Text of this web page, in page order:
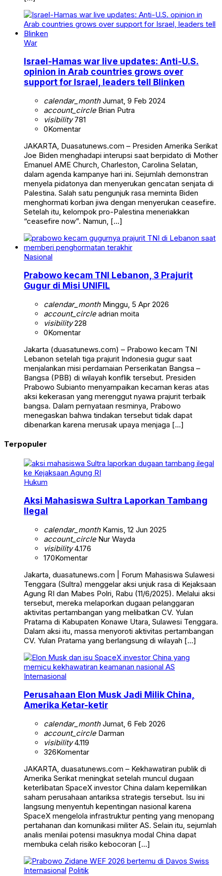
War
Israel-Hamas war live updates: Anti-U.S.
opinion in Arab countries grows over
support for Israel, leaders tell Blinken
calendar_monthJumat, 9 Feb 2024
account_circleBrian Putra
visibility781
0Komentar
JAKARTA, Duasatunews.com – Presiden Amerika Serikat
Joe Biden menghadapi interupsi saat berpidato di Mother
Emanuel AME Church, Charleston, Carolina Selatan,
dalam agenda kampanye hari ini. Sejumlah demonstran
menyela pidatonya dan menyerukan gencatan senjata di
Palestina. Salah satu pengunjuk rasa meminta Biden
menghormati korban jiwa dengan menyerukan ceasefire.
Setelah itu, kelompok pro-Palestina meneriakkan
“ceasefire now”. Namun, […]
Nasional
Prabowo kecam TNI Lebanon, 3 Prajurit
Gugur di Misi UNIFIL
calendar_monthMinggu, 5 Apr 2026
account_circleadrian moita
visibility228
0Komentar
Jakarta (duasatunews.com) – Prabowo kecam TNI
Lebanon setelah tiga prajurit Indonesia gugur saat
menjalankan misi perdamaian Perserikatan Bangsa –
Bangsa (PBB) di wilayah konflik tersebut. Presiden
Prabowo Subianto menyampaikan kecaman keras atas
aksi kekerasan yang merenggut nyawa prajurit terbaik
bangsa. Dalam pernyataan resminya, Prabowo
menegaskan bahwa tindakan tersebut tidak dapat
dibenarkan karena merusak upaya menjaga […]
Terpopuler
Hukum
Aksi Mahasiswa Sultra Laporkan Tambang
Ilegal
calendar_monthKamis, 12 Jun 2025
account_circleNur Wayda
visibility4.176
170Komentar
Jakarta, duasatunews.com | Forum Mahasiswa Sulawesi
Tenggara (Sultra) menggelar aksi unjuk rasa di Kejaksaan
Agung RI dan Mabes Polri, Rabu (11/6/2025). Melalui aksi
tersebut, mereka melaporkan dugaan pelanggaran
aktivitas pertambangan yang melibatkan CV. Yulan
Pratama di Kabupaten Konawe Utara, Sulawesi Tenggara.
Dalam aksi itu, massa menyoroti aktivitas pertambangan
CV. Yulan Pratama yang berlangsung di wilayah […]
Internasional
Perusahaan Elon Musk Jadi Milik China,
Amerika Ketar-ketir
calendar_monthJumat, 6 Feb 2026
account_circleDarman
visibility4.119
326Komentar
JAKARTA, duasatunews.com – Kekhawatiran publik di
Amerika Serikat meningkat setelah muncul dugaan
keterlibatan SpaceX investor China dalam kepemilikan
saham perusahaan antariksa strategis tersebut. Isu ini
langsung menyentuh kepentingan nasional karena
SpaceX mengelola infrastruktur penting yang menopang
pertahanan dan komunikasi militer AS. Selain itu, sejumlah
analis menilai potensi masuknya modal China dapat
membuka celah risiko kebocoran […]
Internasional Politik